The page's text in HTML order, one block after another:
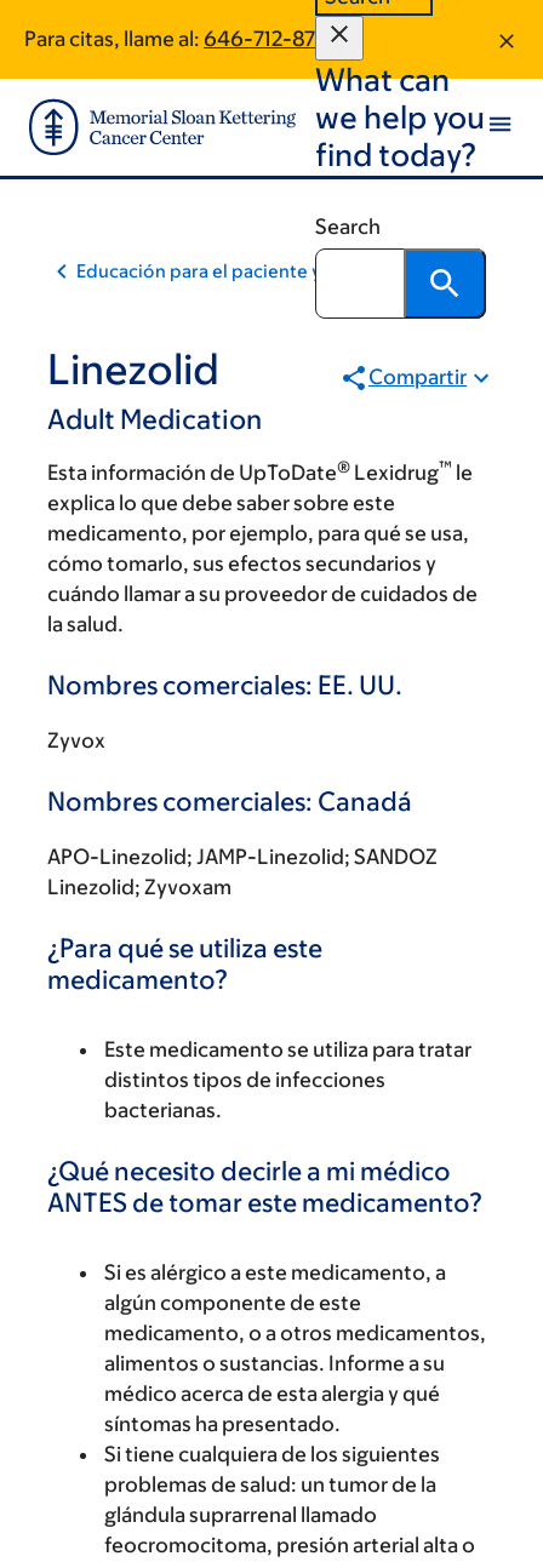
main
content
footer
Para citas, llame al: 646-712-8779
What can
we help you
find today?
Search
Educación para el paciente y la comunidad
Linezolid
Adult Medication
Compartir
Esta información de UpToDate® Lexidrug™ le
explica lo que debe saber sobre este
medicamento, por ejemplo, para qué se usa,
cómo tomarlo, sus efectos secundarios y
cuándo llamar a su proveedor de cuidados de
la salud.
Nombres comerciales: EE. UU.
Zyvox
Nombres comerciales: Canadá
APO-Linezolid; JAMP-Linezolid; SANDOZ
Linezolid; Zyvoxam
¿Para qué se utiliza este
medicamento?
Este medicamento se utiliza para tratar
distintos tipos de infecciones
bacterianas.
¿Qué necesito decirle a mi médico
ANTES de tomar este medicamento?
Si es alérgico a este medicamento, a
algún componente de este
medicamento, o a otros medicamentos,
alimentos o sustancias. Informe a su
médico acerca de esta alergia y qué
síntomas ha presentado.
Si tiene cualquiera de los siguientes
problemas de salud: un tumor de la
glándula suprarrenal llamado
feocromocitoma, presión arterial alta o